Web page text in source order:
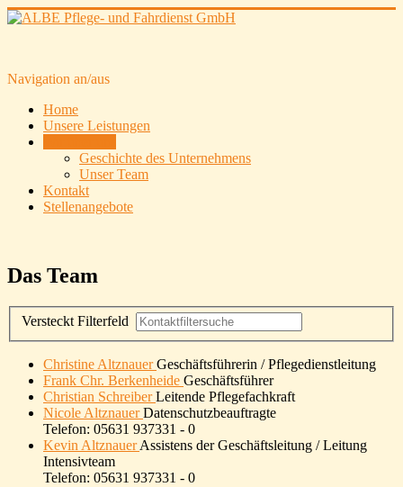
Navigation an/aus
Home
Unsere Leistungen
Geschichte des Unternehmens
Unser Team
Kontakt
Stellenangebote
Das Team
VerstecktFilterfeld
Christine AltznauerGeschäftsführerin / Pflegedienstleitung
Frank Chr. Berkenheide Geschäftsführer
Christian SchreiberLeitende Pflegefachkraft
Nicole AltznauerDatenschutzbeauftragte
Telefon: 05631 937331 - 0
Kevin AltznauerAssistens der Geschäftsleitung / Leitung
Intensivteam
Telefon: 05631 937331 - 0